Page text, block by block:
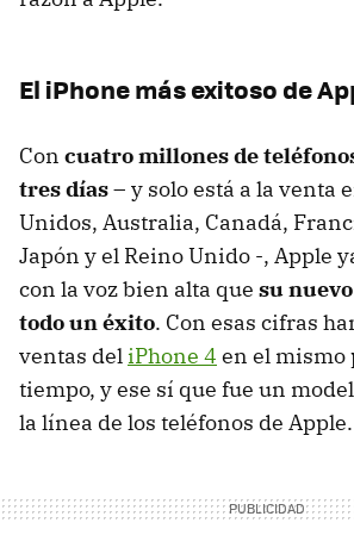
El iPhone más exitoso de
Con cuatro millones de
tres días– y solo está a la venta
Unidos, Australia, Canadá,
Japón y el Reino Unido -, Apple
con la voz bien alta que su
todo un éxito. Con esas cifras
ventas del iPhone 4 en el mismo
tiempo, y ese sí que fue un
la línea de los teléfonos de Apple.